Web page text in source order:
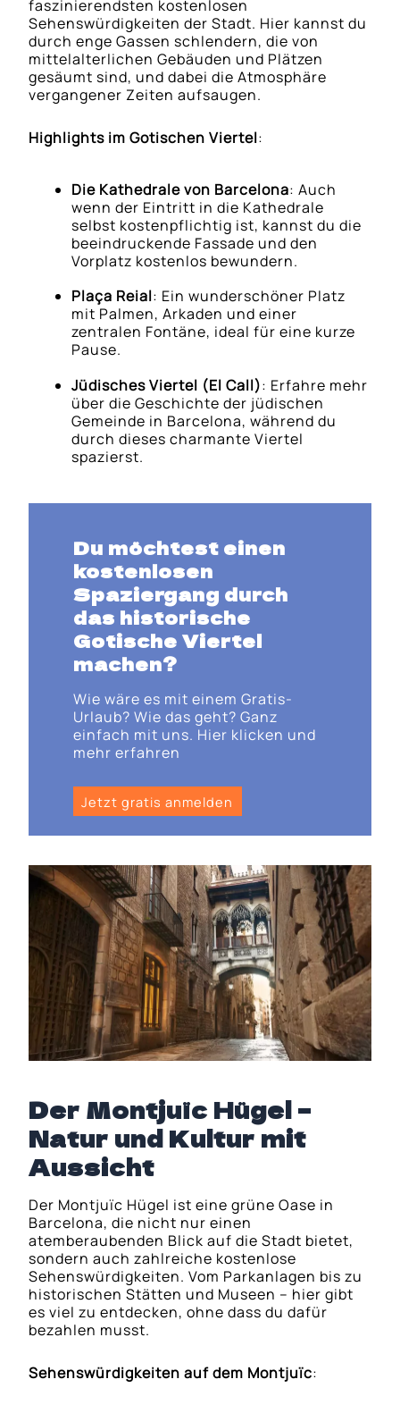
faszinierendsten kostenlosen
Sehenswürdigkeiten der Stadt. Hier kannst du
durch enge Gassen schlendern, die von
mittelalterlichen Gebäuden und Plätzen
gesäumt sind, und dabei die Atmosphäre
vergangener Zeiten aufsaugen.
Highlights im Gotischen Viertel:
Die Kathedrale von Barcelona: Auch
wenn der Eintritt in die Kathedrale
selbst kostenpflichtig ist, kannst du die
beeindruckende Fassade und den
Vorplatz kostenlos bewundern.
Plaça Reial: Ein wunderschöner Platz
mit Palmen, Arkaden und einer
zentralen Fontäne, ideal für eine kurze
Pause.
Jüdisches Viertel (El Call): Erfahre mehr
über die Geschichte der jüdischen
Gemeinde in Barcelona, während du
durch dieses charmante Viertel
spazierst.
Du möchtest einen
kostenlosen
Spaziergang durch
das historische
Gotische Viertel
machen?
Wie wäre es mit einem Gratis-
Urlaub? Wie das geht? Ganz
einfach mit uns. Hier klicken und
mehr erfahren
Jetzt gratis anmelden
Der Montjuïc Hügel –
Natur und Kultur mit
Aussicht
Der Montjuïc Hügel ist eine grüne Oase in
Barcelona, die nicht nur einen
atemberaubenden Blick auf die Stadt bietet,
sondern auch zahlreiche kostenlose
Sehenswürdigkeiten. Vom Parkanlagen bis zu
historischen Stätten und Museen – hier gibt
es viel zu entdecken, ohne dass du dafür
bezahlen musst.
Sehenswürdigkeiten auf dem Montjuïc: